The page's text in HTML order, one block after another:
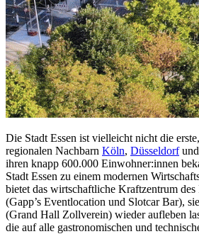
Die Stadt Essen ist vielleicht nicht die
regionalen Nachbarn Köln, Düsseldorfund
ihren knapp 600.000 Einwohner:innen
Stadt Essen zu einem modernen
bietet das wirtschaftliche Kraftzentrum
(Gapp’s Eventlocation und Slotcar Bar),
(Grand Hall Zollverein) wieder aufleben
die auf alle gastronomischen und